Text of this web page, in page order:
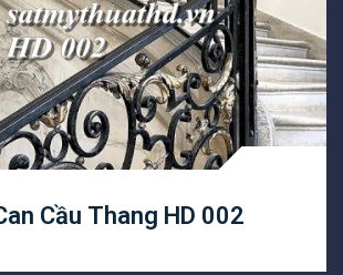
Lan Can Cầu Thang HD 002